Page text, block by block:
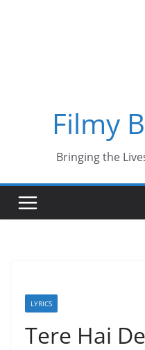
Filmy
Bringing the
LYRICS
Tere Hai